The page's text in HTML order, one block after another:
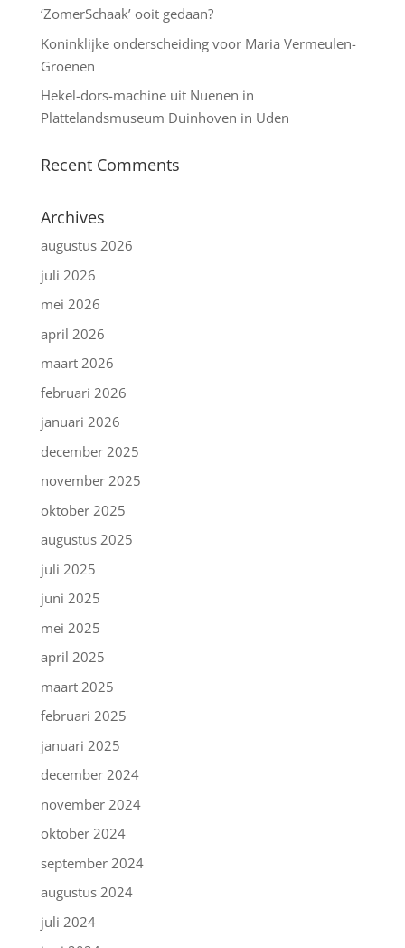
‘ZomerSchaak’ ooit gedaan?
Koninklijke onderscheiding voor Maria Vermeulen-
Groenen
Hekel-dors-machine uit Nuenen in
Plattelandsmuseum Duinhoven in Uden
Recent Comments
Archives
augustus 2026
juli 2026
mei 2026
april 2026
maart 2026
februari 2026
januari 2026
december 2025
november 2025
oktober 2025
augustus 2025
juli 2025
juni 2025
mei 2025
april 2025
maart 2025
februari 2025
januari 2025
december 2024
november 2024
oktober 2024
september 2024
augustus 2024
juli 2024